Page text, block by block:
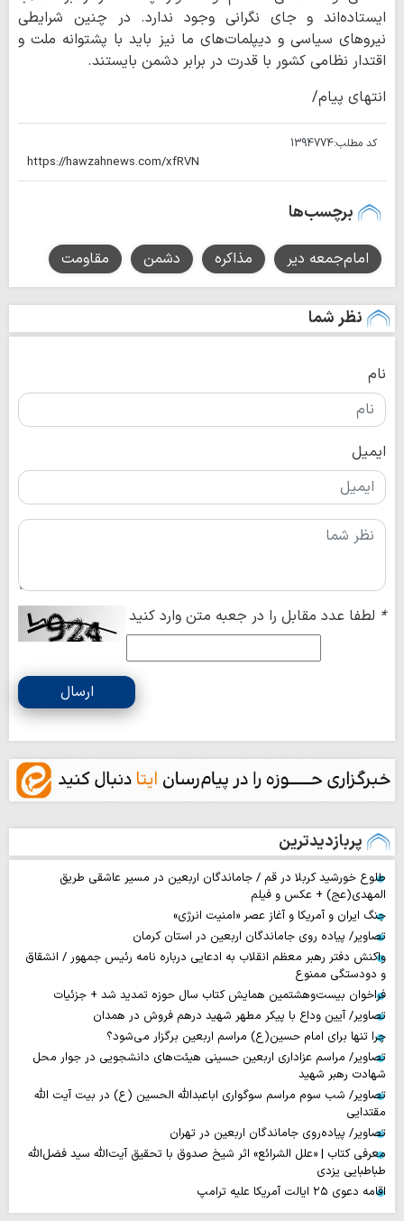
ایستاده‌اند و جای نگرانی وجود ندارد. در چنین شرایطی
نیروهای سیاسی و دیپلمات‌های ما نیز باید با پشتوانه ملت و
اقتدار نظامی کشور با قدرت در برابر دشمن بایستند.
انتهای پیام/
کد مطلب:1394774
برچسب‌ها
امام‌جمعه دیر مذاکره دشمن مقاومت
نظر شما
نام
ایمیل
* لطفا عدد مقابل را در جعبه متن وارد کنید
ارسال
پربازدیدترین
طلوع خورشید کربلا در قم / جاماندگان اربعین در مسیر عاشقی طریق
المهدی(عج) + عکس و فیلم
جنگ ایران و آمریکا و آغاز عصر «امنیت انرژی»
تصاویر/ پیاده روی جاماندگان اربعین در استان کرمان
واکنش دفتر رهبر معظم انقلاب به ادعایی درباره نامه رئیس جمهور / انشقاق
و دودستگی ممنوع
فراخوان بیست‌وهشتمین همایش کتاب سال حوزه تمدید شد + جزئیات
تصاویر/ آیین وداع با پیکر مطهر شهید درهم فروش در همدان
چرا تنها برای امام حسین(ع) مراسم اربعین برگزار می‌شود؟
تصاویر/ مراسم عزاداری اربعین حسینی هیئت‌های دانشجویی در جوار محل
شهادت رهبر شهید
تصاویر/ شب سوم مراسم سوگواری اباعبدالله الحسین (ع) در بیت آیت الله
مقتدایی
تصاویر/ پیاده‌روی جاماندگان اربعین در تهران
معرفی کتاب | «علل الشرائع» اثر شیخ صدوق با تحقیق آیت‌الله سید فضل‌الله
طباطبایی یزدی
اقامه دعوی ۲۵ ایالت آمریکا علیه ترامپ